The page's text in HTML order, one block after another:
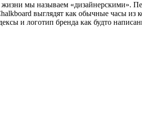
мы называем «дизайнерскими».
выглядят как обычные часы из
и логотип бренда как будто